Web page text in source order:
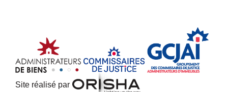
Site réalisé par